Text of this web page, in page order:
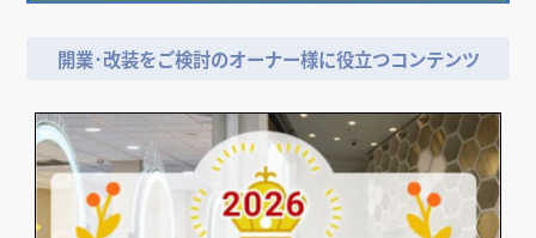
開業･改装をご検討のオーナー様に役立つコンテンツ